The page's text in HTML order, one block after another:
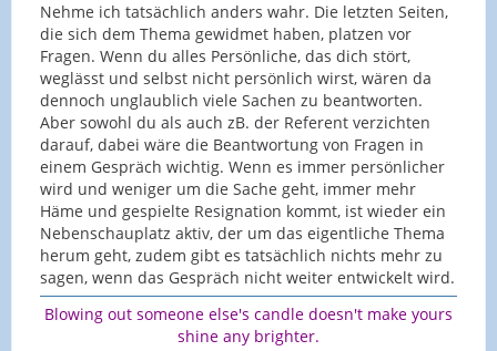
Nehme ich tatsächlich anders wahr. Die letzten Seiten,
die sich dem Thema gewidmet haben, platzen vor
Fragen. Wenn du alles Persönliche, das dich stört,
weglässt und selbst nicht persönlich wirst, wären da
dennoch unglaublich viele Sachen zu beantworten.
Aber sowohl du als auch zB. der Referent verzichten
darauf, dabei wäre die Beantwortung von Fragen in
einem Gespräch wichtig. Wenn es immer persönlicher
wird und weniger um die Sache geht, immer mehr
Häme und gespielte Resignation kommt, ist wieder ein
Nebenschauplatz aktiv, der um das eigentliche Thema
herum geht, zudem gibt es tatsächlich nichts mehr zu
sagen, wenn das Gespräch nicht weiter entwickelt wird.
Blowing out someone else's candle doesn't make yours
shine any brighter.